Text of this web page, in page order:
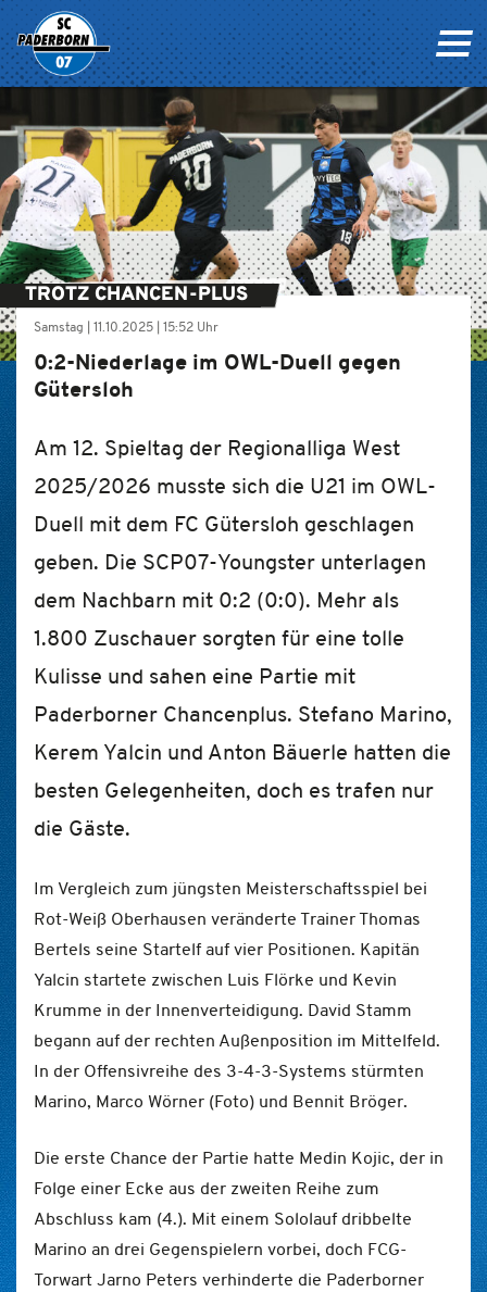
TROTZ CHANCEN-PLUS
Samstag | 11.10.2025 | 15:52 Uhr
0:2-Niederlage im OWL-Duell gegen
Gütersloh
Am 12. Spieltag der Regionalliga West
2025/2026 musste sich die U21 im OWL-
Duell mit dem FC Gütersloh geschlagen
geben. Die SCP07-Youngster unterlagen
dem Nachbarn mit 0:2 (0:0). Mehr als
1.800 Zuschauer sorgten für eine tolle
Kulisse und sahen eine Partie mit
Paderborner Chancenplus. Stefano Marino,
Kerem Yalcin und Anton Bäuerle hatten die
besten Gelegenheiten, doch es trafen nur
die Gäste.
Im Vergleich zum jüngsten Meisterschaftsspiel bei
Rot-Weiß Oberhausen veränderte Trainer Thomas
Bertels seine Startelf auf vier Positionen. Kapitän
Yalcin startete zwischen Luis Flörke und Kevin
Krumme in der Innenverteidigung. David Stamm
begann auf der rechten Außenposition im Mittelfeld.
In der Offensivreihe des 3-4-3-Systems stürmten
Marino, Marco Wörner (Foto) und Bennit Bröger.
Die erste Chance der Partie hatte Medin Kojic, der in
Folge einer Ecke aus der zweiten Reihe zum
Abschluss kam (4.). Mit einem Sololauf dribbelte
Marino an drei Gegenspielern vorbei, doch FCG-
Torwart Jarno Peters verhinderte die Paderborner